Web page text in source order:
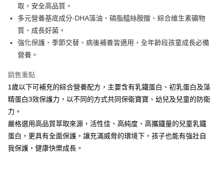
【注意事項】
1.本服務係由「台灣大哥大股份有限公司」（以下簡稱本公司）所提供，讓
用戶於交易時，得透過本服務購買商品或服務，並由商店將買賣／分期付款
2.基於同意付款使用「大哥付你分期」之契約關係目的，商店將以您的個人
資料（包含姓名、電話或地址）提供予台灣大哥大進項蒐集、處理及利用，
3.完整用戶服務條款，請詳閱以下連結：
３．收到繳費通知簡訊後14天內，點擊此簡訊中的連結，可透過四大超商／
ATM／網路銀行／等多元方式進行付款，方視為交易完成。
※ 請注意：結帳手續完成當下不需立刻繳費，但若您需要取消訂單，請聯絡
購買商品的店家。未經商家同意取消之訂單仍視為有效，需透過AFTEE先享
後付繳納相關費用。
是否繳費成功／繳費後需取消欲退款等相關疑問，請聯繫「AFTEE先享後付
【注意事項】
易，需依本服務之必要範圍內提供個人資料，並將交易相關給付款項請求債
權轉讓予恩沛科技股份有限公司。
２．關於個人資料處理事宜，請瀏覽以下網址：
https://aftee.tw/terms/#terms3
３．未成年的使用者請事先徵得法定代理人或監護人之同意方可使用
「AFTEE先享後付」，若未經同意申辦者引起之損失，本公司不負相關責
宅配
每筆NT$85，滿NT$1,300(含以上)免運費
取，安全高品質。
多元營養基底成分-DHA藻油、磷脂醯絲胺酸、綜合維生素礦物
質、成長好菌。
強化保護、季節交替、病後補養皆適用，全年齡段孩童成長必備
營養。
銷售重點
1歲以下可補充的綜合營養配方，主要含有乳鐵蛋白、初乳蛋白及藻
精蛋白3效保護力，以不同的方式共同保衛寶寶、幼兒及兒童的防衛
力。
嚴格選用高品質萃取來源，活性佳、高純度、高攜鐵量的兒童乳鐵
蛋白，更具有全面保護，讓充滿威脅的環境下，孩子也能有強壯自
我保護，健康快樂成長。